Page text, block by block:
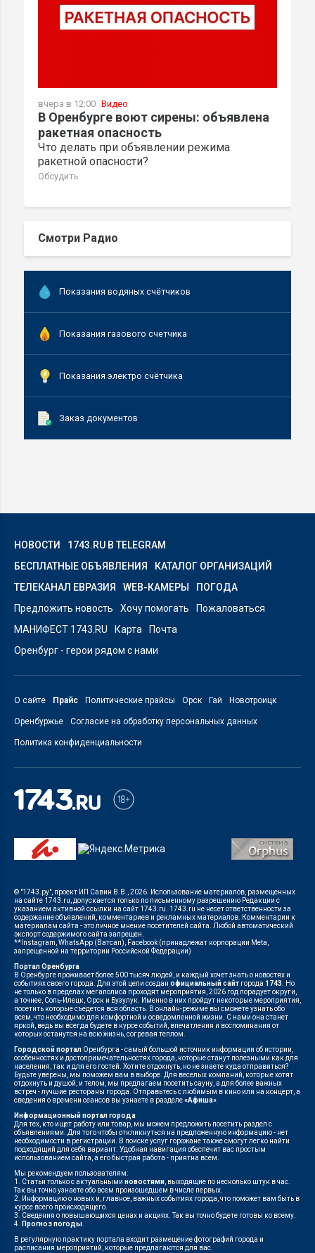
вчера в 12:00 Видео
В Оренбурге воют сирены: объявлена
ракетная опасность
Что делать при объявлении режима
ракетной опасности?
Обсудить
Смотри Радио
Показания водяных счётчиков
Показания газового счетчика
Показания электро счётчика
Заказ документов
НОВОСТИ
1743.RU В TELEGRAM
БЕСПЛАТНЫЕ ОБЪЯВЛЕНИЯ
КАТАЛОГ ОРГАНИЗАЦИЙ
ТЕЛЕКАНАЛ ЕВРАЗИЯ
WEB-КАМЕРЫ
ПОГОДА
Предложить новость
Хочу помогать
Пожаловаться
МАНИФЕСТ 1743.RU
Карта
Почта
Оренбург - герои рядом с нами
О сайте Прайс Политические прайсы Орск Гай Новотроицк
Оренбуржье Согласие на обработку персональных данных
Политика конфиденциальности
© "1743.ру", проект ИП Савин В.В., 2026. Использование материалов, размещенных
на сайте 1743.ru, допускается только по письменному разрешению Редакции с
указанием активной ссылки на сайт 1743.ru. 1743.ru не несет ответственности за
содержание объявлений, комментариев и рекламных материалов. Комментарии к
материалам сайта - это личное мнение посетителей сайта. Любой автоматический
экспорт содержимого сайта запрещен.
**Instagram, WhatsApp (Ватсап), Facebook (принадлежат корпорации Meta,
запрещенной на территории Российской Федерации)
Портал Оренбурга
В Оренбурге проживает более 500 тысяч людей, и каждый хочет знать о новостях и
событиях своего города. Для этой цели создан официальный сайт города 1743. Но
не только в пределах мегаполиса проходят мероприятия, 2026 год порадует округи,
а точнее, Соль-Илецк, Орск и Бузулук. Именно в них пройдут некоторые мероприятия,
посетить которые съедется вся область. В онлайн-режиме вы сможете узнать обо
всем, что необходимо для комфортной и осведомленной жизни. С нами она станет
яркой, ведь вы всегда будете в курсе событий, впечатления и воспоминания от
которых останутся на всю жизнь, согревая теплом.
Городской портал Оренбурга - самый большой источник информации об истории,
особенностях и достопримечательностях города, которые станут полезными как для
населения, так и для его гостей. Хотите отдохнуть, но не знаете куда отправиться?
Будьте уверены, мы поможем вам в выборе. Для веселых компаний, которые хотят
отдохнуть и душой, и телом, мы предлагаем посетить сауну, а для более важных
встреч - лучшие рестораны города. Отправьтесь с любимым в кино или на концерт, а
сведения о времени сеансов вы узнаете в разделе«Афиша».
Информационный портал города
Для тех, кто ищет работу или товар, мы можем предложить посетить раздел с
объявлениями. Для того чтобы откликнуться на предложенную информацию - нет
необходимости в регистрации. В поиске услуг горожане также смогут легко найти
подходящий для себя вариант. Удобная навигация обеспечит вас простым
использованием сайта, а его быстрая работа - приятна всем.
Мы рекомендуем пользователям:
1. Статьи только с актуальными новостями, выходящие по несколько штук в час.
Так вы точно узнаете обо всем произошедшем в числе первых.
2. Информацию о новых и, главное, важных событиях города, что поможет вам быть в
курсе всего происходящего.
3. Сведения о повышающихся ценах и акциях. Так вы точно будете готовы ко всему.
4. Прогноз погоды.
В регулярную практику портала входит размещение фотографий города и
расписания мероприятий, которые предлагаются для вас.